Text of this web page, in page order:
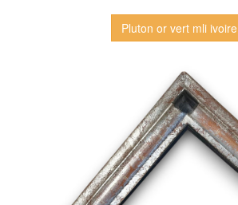
Pluton or vert mli ivoire